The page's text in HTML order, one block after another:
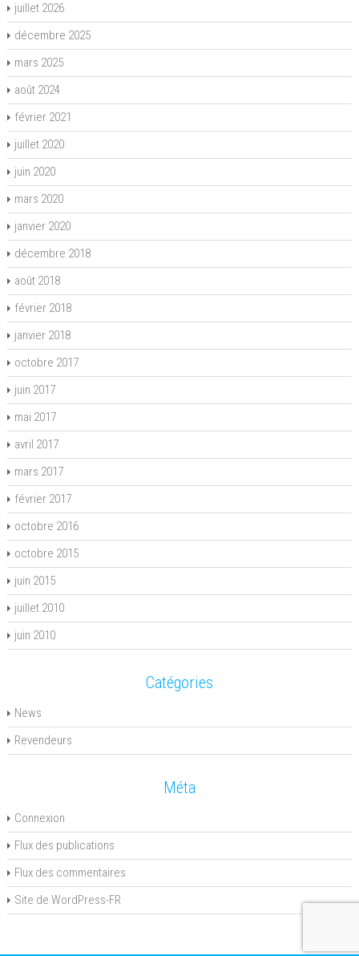
juillet 2026
décembre 2025
mars 2025
août 2024
février 2021
juillet 2020
juin 2020
mars 2020
janvier 2020
décembre 2018
août 2018
février 2018
janvier 2018
octobre 2017
juin 2017
mai 2017
avril 2017
mars 2017
février 2017
octobre 2016
octobre 2015
juin 2015
juillet 2010
juin 2010
Catégories
News
Revendeurs
Méta
Connexion
Flux des publications
Flux des commentaires
Site de WordPress-FR